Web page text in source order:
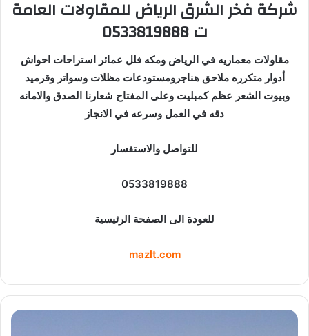
شركة فخر الشرق الرياض للمقاولات العامة
ت 0533819888
مقاولات معماريه في الرياض ومكه فلل عمائر استراحات احواش
أدوار متكرره ملاحق هناجرومستودعات مظلات وسواتر وقرميد
وبيوت الشعر عظم كمبليت وعلى المفتاح شعارنا الصدق والامانه
دقه في العمل وسرعه في الانجاز
للتواصل والاستفسار
0533819888
للعودة الى الصفحة الرئيسية
mazlt.com